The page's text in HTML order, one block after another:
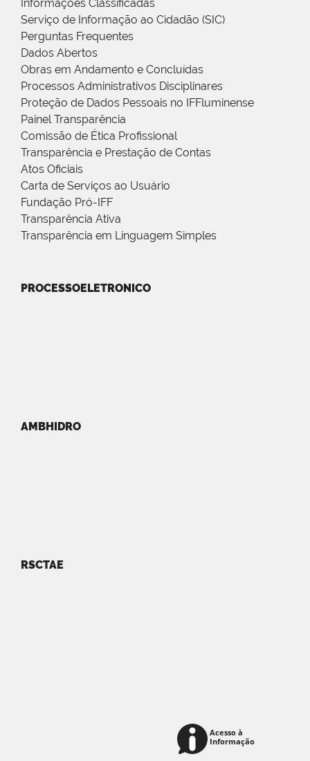
Informações Classificadas
Serviço de Informação ao Cidadão (SIC)
Perguntas Frequentes
Dados Abertos
Obras em Andamento e Concluídas
Processos Administrativos Disciplinares
Proteção de Dados Pessoais no IFFluminense
Painel Transparência
Comissão de Ética Profissional
Transparência e Prestação de Contas
Atos Oficiais
Carta de Serviços ao Usuário
Fundação Pró-IFF
Transparência Ativa
Transparência em Linguagem Simples
PROCESSOELETRONICO
AMBHIDRO
RSCTAE